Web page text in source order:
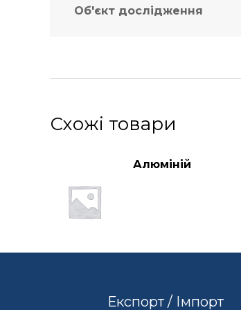
Об'єкт дослідження
Схожі товари
Алюміній
Експорт / Імпорт